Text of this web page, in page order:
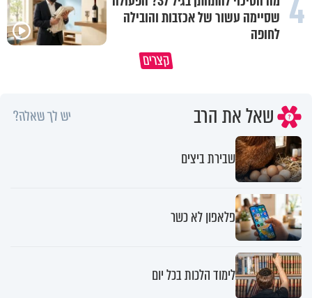
4 שסיימה עשור של אכזבות והובילה
לחופה
קצרים
שאל את הרב יש לך שאלה?
שבירת ביצים
פלאפון לא כשר
לימוד הלכות בכל יום